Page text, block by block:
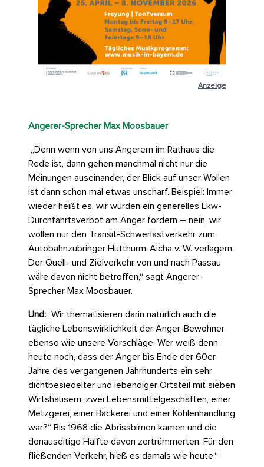
Anzeige
Angerer-Sprecher Max Moosbauer
„Denn wenn von uns Angerern im Rathaus die
Rede ist, dann gehen manchmal nicht nur die
Meinungen auseinander, der Blick auf unser Wollen
ist dann schon mal etwas unscharf. Beispiel: Immer
wieder heißt es, wir würden ein generelles Lkw-
Durchfahrtsverbot am Anger fordern – nein, wir
wollen nur den Transit-Schwerlastverkehr zum
Autobahnzubringer Hutthurm-Aicha v. W. verlagern.
Der Quell- und Zielverkehr von und nach Passau
wäre davon nicht betroffen,“ sagt Angerer-
Sprecher Max Moosbauer.
Und: „Wir thematisieren darin natürlich auch die
tägliche Lebenswirklichkeit der Anger-Bewohner
ebenso wie unsere Vorschläge. Wer weiß denn
heute noch, dass der Anger bis Ende der 60er
Jahre des vergangenen Jahrhunderts ein sehr
dichtbesiedelter und lebendiger Ortsteil mit sieben
Wirtshäusern, zwei Lebensmittelgeschäften, einer
Metzgerei, einer Bäckerei und einer Kohlenhandlung
war?“ Bis 1968 die Abrissbirnen kamen und die
donauseitige Hälfte davon zertrümmerten. Für den
fließenden Verkehr, hieß es damals wie heute.“